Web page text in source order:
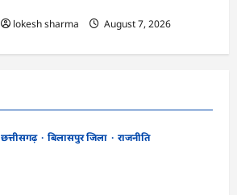
lokesh sharma
August 7, 2026
छत्तीसगढ़ बिलासपुर जिला
राजनीति